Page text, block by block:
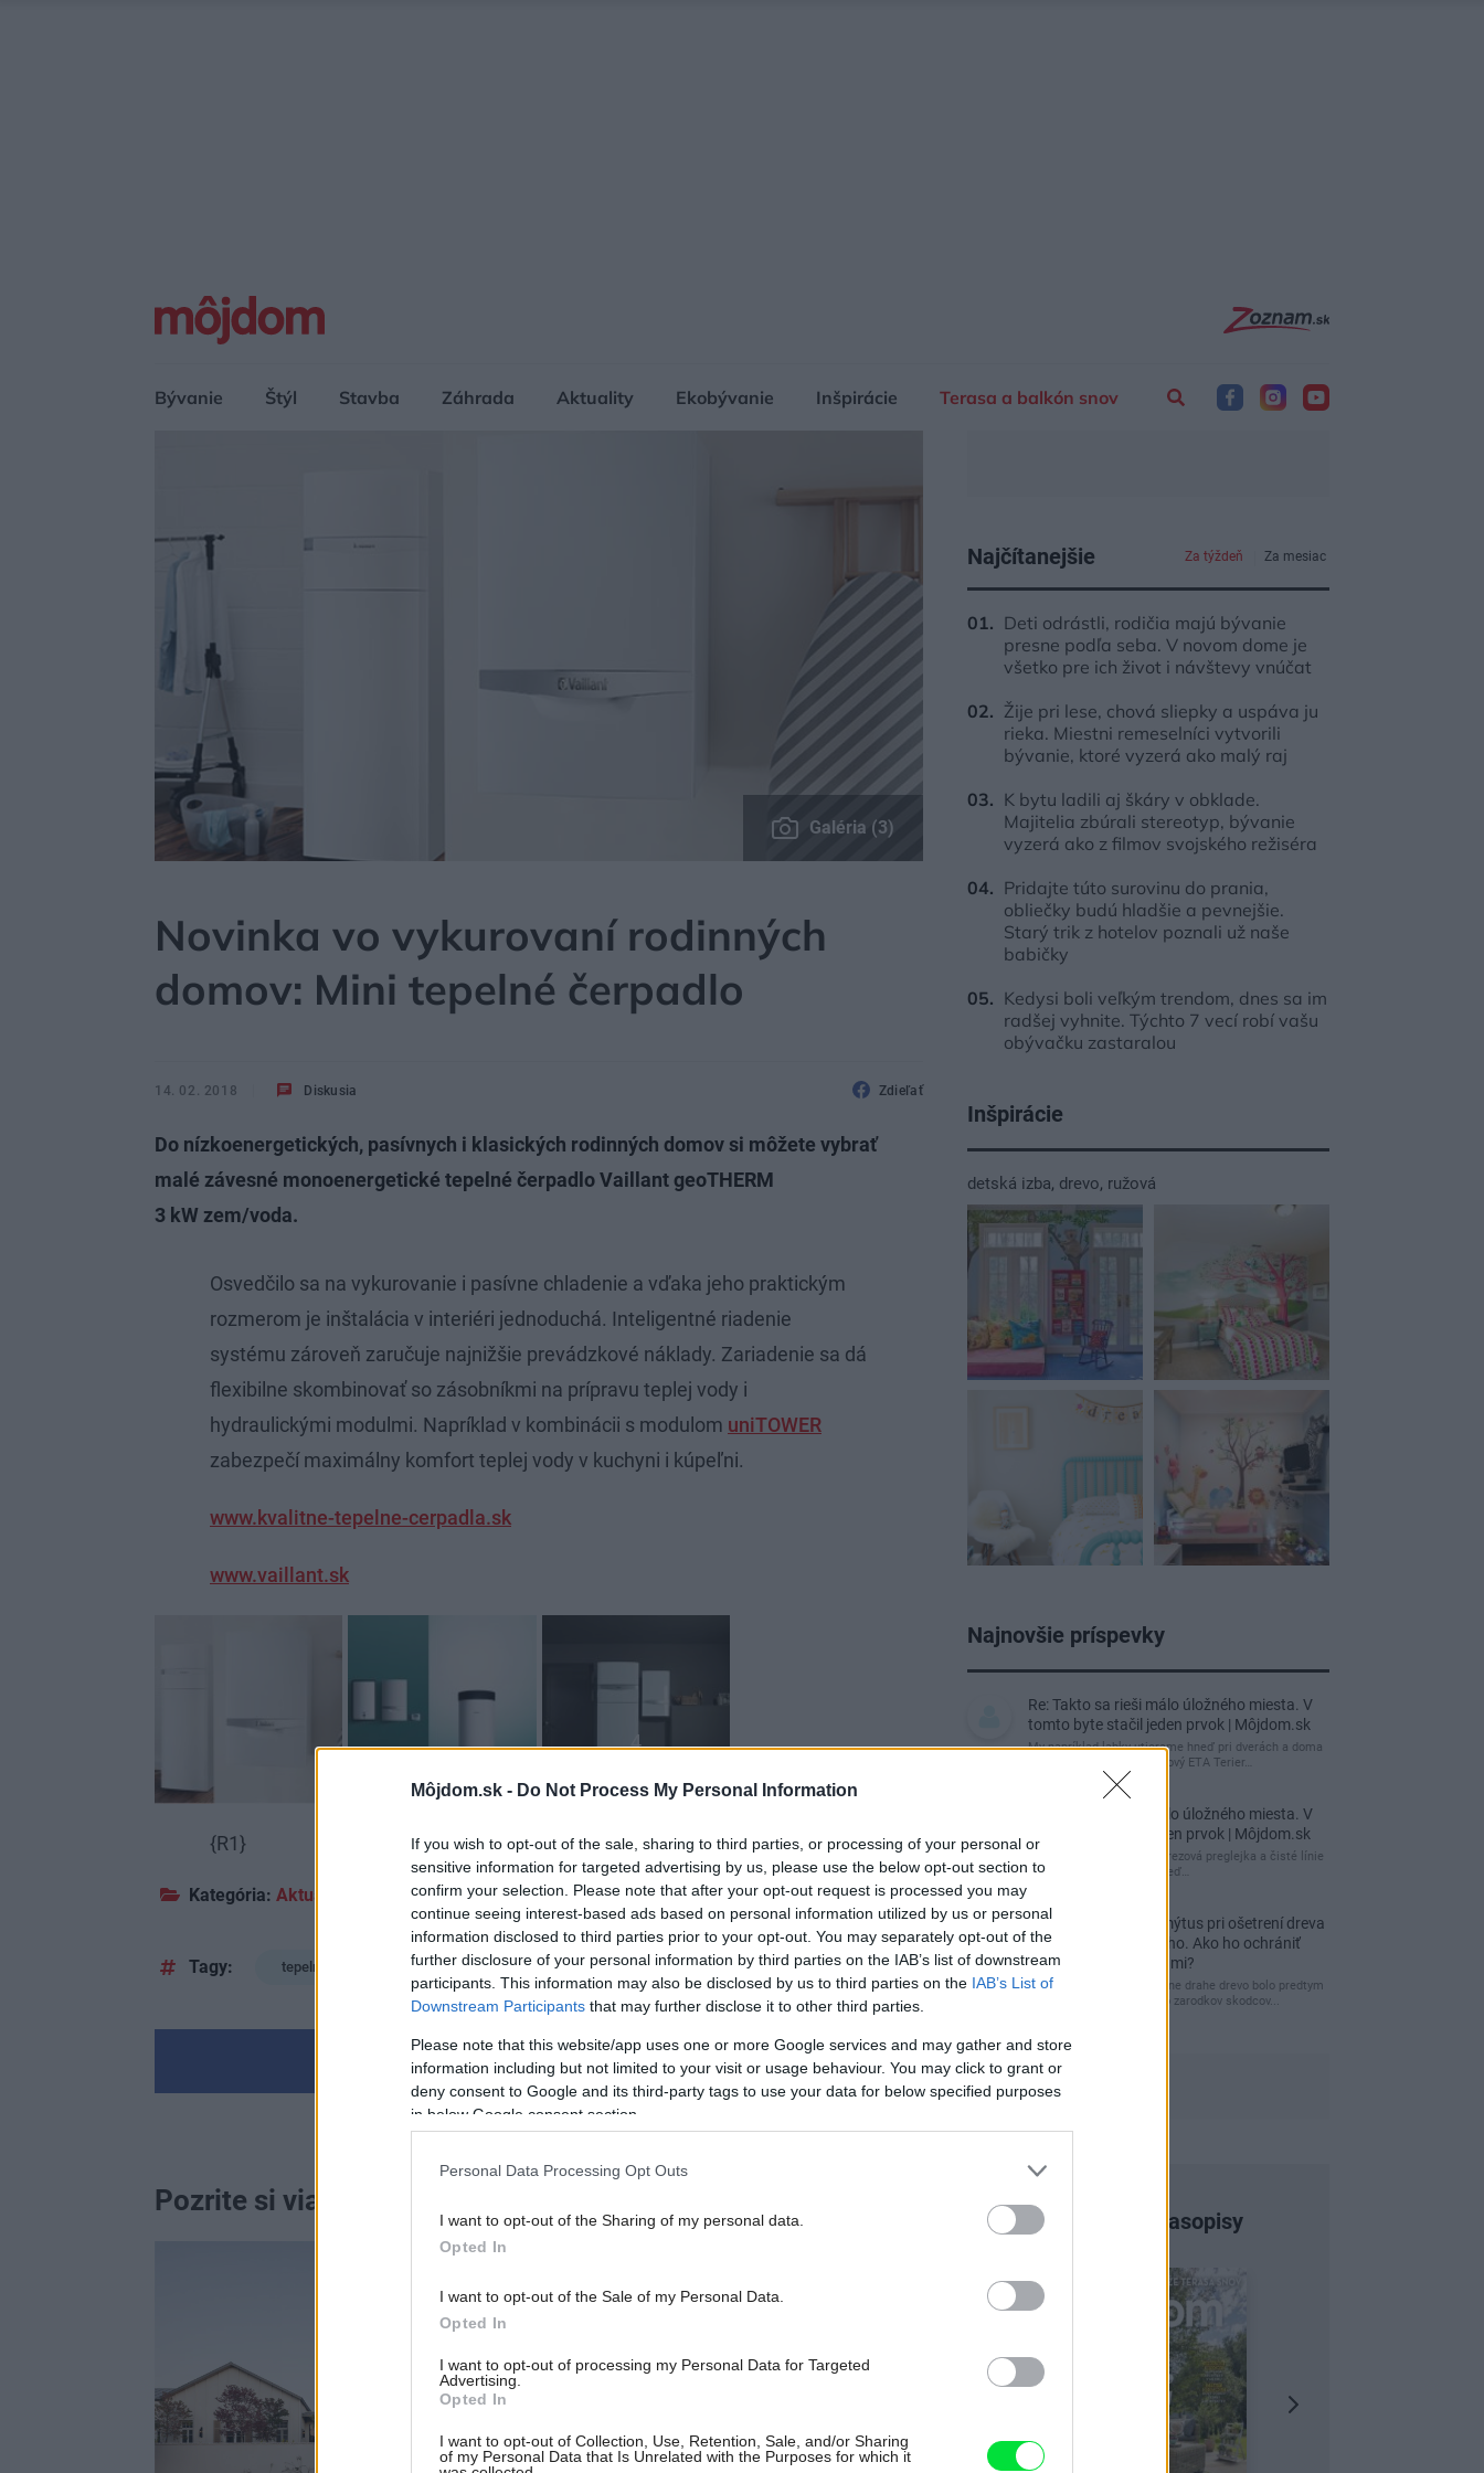
Môjdom.sk - Do Not Process My Personal Information
If you wish to opt-out of the sale, sharing to third parties, or processing of your personal or
sensitive information for targeted advertising by us, please use the below opt-out section to
confirm your selection. Please note that after your opt-out request is processed you may
continue seeing interest-based ads based on personal information utilized by us or personal
information disclosed to third parties prior to your opt-out. You may separately opt-out of the
further disclosure of your personal information by third parties on the IAB’s list of downstream
participants. This information may also be disclosed by us to third parties on the IAB’s List of
Downstream Participants that may further disclose it to other third parties.
Please note that this website/app uses one or more Google services and may gather and store
information including but not limited to your visit or usage behaviour. You may click to grant or
deny consent to Google and its third-party tags to use your data for below specified purposes
in below Google consent section.
Personal Data Processing Opt Outs
I want to opt-out of the Sharing of my personal data.
Opted In
I want to opt-out of the Sale of my Personal Data.
Opted In
I want to opt-out of processing my Personal Data for Targeted
Advertising.
Opted In
I want to opt-out of Collection, Use, Retention, Sale, and/or Sharing
of my Personal Data that Is Unrelated with the Purposes for which it
Bývanie Štýl Stavba Záhrada Aktuality Ekobývanie Inšpirácie Terasa a balkón snov
Galéria (3)
Novinka vo vykurovaní rodinných
domov: Mini tepelné čerpadlo
14. 02. 2018 Diskusia Zdieľať
Do nízkoenergetických, pasívnych i klasických rodinných domov si môžete vybrať
malé závesné monoenergetické tepelné čerpadlo Vaillant geoTHERM
3 kW zem/voda.
Osvedčilo sa na vykurovanie i pasívne chladenie a vďaka jeho praktickým
rozmerom je inštalácia v interiéri jednoduchá. Inteligentné riadenie
systému zároveň zaručuje najnižšie prevádzkové náklady. Zariadenie sa dá
flexibilne skombinovať so zásobníkmi na prípravu teplej vody i
hydraulickými modulmi. Napríklad v kombinácii s modulom uniTOWER
zabezpečí maximálny komfort teplej vody v kuchyni i kúpeľni.
www.kvalitne-tepelne-cerpadla.sk
www.vaillant.sk
4
{R1}
Kategória: Aktuality
Tagy: tepelné čerpadlá vykurovanie
Zdieľať článok
Pozrite si viac
Najčítanejšie Za týždeň Za mesiac
Deti odrástli, rodičia majú bývanie
presne podľa seba. V novom dome je
všetko pre ich život i návštevy vnúčat
Žije pri lese, chová sliepky a uspáva ju
rieka. Miestni remeselníci vytvorili
bývanie, ktoré vyzerá ako malý raj
K bytu ladili aj škáry v obklade.
Majitelia zbúrali stereotyp, bývanie
vyzerá ako z filmov svojského režiséra
Pridajte túto surovinu do prania,
obliečky budú hladšie a pevnejšie.
Starý trik z hotelov poznali už naše
babičky
Kedysi boli veľkým trendom, dnes sa im
radšej vyhnite. Týchto 7 vecí robí vašu
obývačku zastaralou
Inšpirácie
detská izba, drevo, ružová
Najnovšie príspevky
Re: Takto sa rieši málo úložného miesta. V
tomto byte stačil jeden prvok | Môjdom.sk
My napríklad labky utierame hneď pri dverách a doma
pred dvere používame tyčový ETA Terier…
Re: Takto sa rieši málo úložného miesta. V
tomto byte stačil jeden prvok | Môjdom.sk
Dizajn je to nádherný, tá brezová preglejka a čisté línie
vyzerajú super. Ale vždy, keď…
Re: Toto je najväčší mýtus pri ošetrení dreva
a môže vás vyjsť draho. Ako ho ochrániť
pred hnitím a škodcami?
clovek by cakal ze vysusene drahe drevo bolo predtym
naparovane aby sa zbavilo zarodkov skodcov...
Najnovšie časopisy